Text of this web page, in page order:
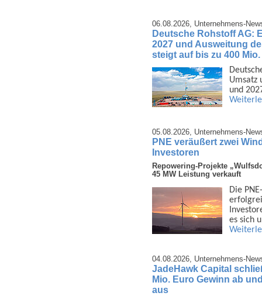
06.08.2026, Unternehmens-
Deutsche Rohstoff AG:
2027 und Ausweitung
steigt auf bis zu 400
Umsatz
und
05.08.2026, Unternehmens-
PNE veräußert zwei
Investoren
Repowering-Projekte
45 MW Leistung verkauft
Die
es sich
04.08.2026, Unternehmens-
JadeHawk Capital
Mio. Euro Gewinn ab
aus